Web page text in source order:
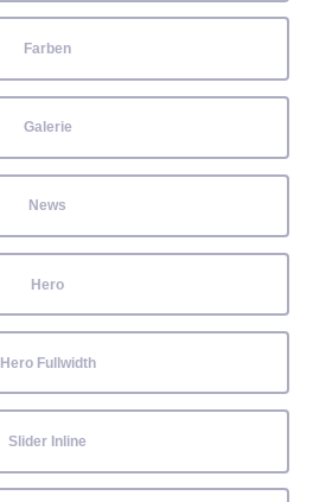
Farben
Galerie
News
Hero
Hero Fullwidth
Slider Inline